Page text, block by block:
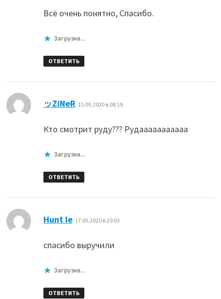
Всё очень понятно, Спасибо.
Загрузка...
ОТВЕТИТЬ
ッZiNeR 15.05.2020 в 08:19
Кто смотрит руду??? Рудааааааааааа
Загрузка...
ОТВЕТИТЬ
Hunt le: 17.05.2020 в 20:03
спасибо выручили
Загрузка...
ОТВЕТИТЬ